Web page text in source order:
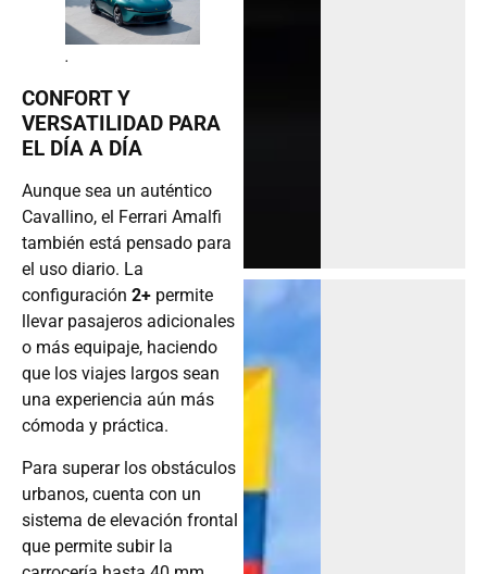
.
CONFORT Y
VERSATILIDAD PARA
EL DÍA A DÍA
Aunque sea un auténtico
Cavallino, el Ferrari Amalfi
también está pensado para
el uso diario. La
configuración 2+ permite
llevar pasajeros adicionales
o más equipaje, haciendo
que los viajes largos sean
una experiencia aún más
cómoda y práctica.
Para superar los obstáculos
urbanos, cuenta con un
sistema de elevación frontal
que permite subir la